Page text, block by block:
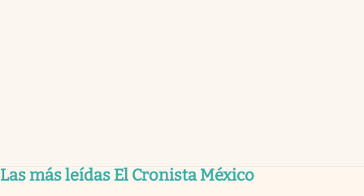
Las más leídas El Cronista México